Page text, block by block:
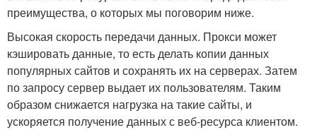
преимущества, о которых мы поговорим ниже.
Высокая скорость передачи данных. Прокси может
кэшировать данные, то есть делать копии данных
популярных сайтов и сохранять их на серверах. Затем
по запросу сервер выдает их пользователям. Таким
образом снижается нагрузка на такие сайты, и
ускоряется получение данных с веб-ресурса клиентом.